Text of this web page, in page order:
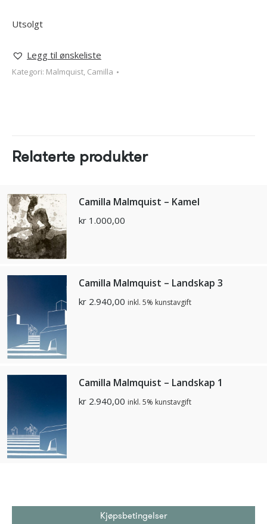
Utsolgt
Legg til ønskeliste
Kategori: Malmquist, Camilla
Relaterte produkter
Camilla Malmquist – Kamel
kr 1.000,00
Camilla Malmquist – Landskap 3
kr 2.940,00 inkl. 5% kunstavgift
Camilla Malmquist – Landskap 1
kr 2.940,00 inkl. 5% kunstavgift
Kjøpsbetingelser